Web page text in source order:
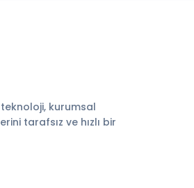
kurumsal
tarafsız ve hızlı bir